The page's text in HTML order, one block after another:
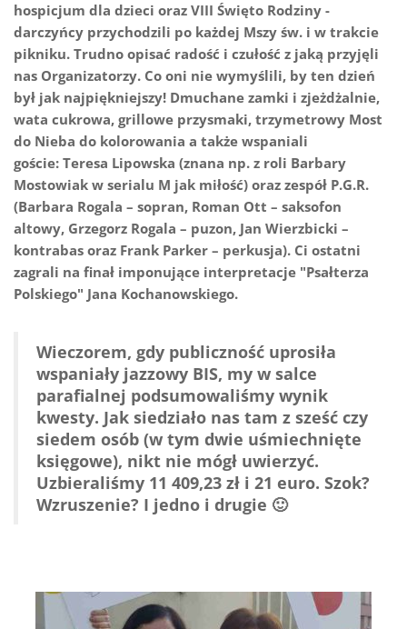
hospicjum dla dzieci oraz VIII Święto Rodziny -
darczyńcy przychodzili po każdej Mszy św. i w trakcie
pikniku. Trudno opisać radość i czułość z jaką przyjęli
nas Organizatorzy. Co oni nie wymyślili, by ten dzień
był jak najpiękniejszy! Dmuchane zamki i zjeżdżalnie,
wata cukrowa, grillowe przysmaki, trzymetrowy Most
do Nieba do kolorowania a także wspaniali
goście: Teresa Lipowska (znana np. z roli Barbary
Mostowiak w serialu M jak miłość) oraz zespół P.G.R.
(Barbara Rogala – sopran, Roman Ott – saksofon
altowy, Grzegorz Rogala – puzon, Jan Wierzbicki –
kontrabas oraz Frank Parker – perkusja). Ci ostatni
zagrali na finał imponujące interpretacje "Psałterza
Polskiego" Jana Kochanowskiego.
Wieczorem, gdy publiczność uprosiła
wspaniały jazzowy BIS, my w salce
parafialnej podsumowaliśmy wynik
kwesty. Jak siedziało nas tam z sześć czy
siedem osób (w tym dwie uśmiechnięte
księgowe), nikt nie mógł uwierzyć.
Uzbieraliśmy 11 409,23 zł i 21 euro. Szok?
Wzruszenie? I jedno i drugie 🙂